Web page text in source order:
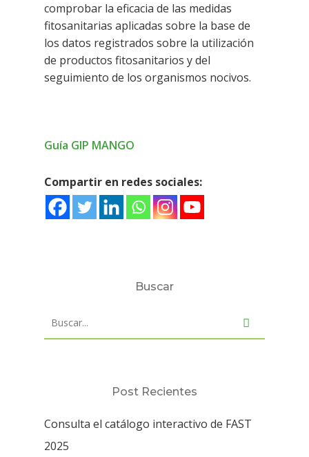
comprobar la eficacia de las medidas
fitosanitarias aplicadas sobre la base de
los datos registrados sobre la utilización
de productos fitosanitarios y del
seguimiento de los organismos nocivos.
Guía GIP MANGO
Compartir en redes sociales:
Buscar
Post Recientes
Consulta el catálogo interactivo de FAST
2025
Batata
Calabaza
Parchita
Servicios Técnicos
Documentación
Documentación
ACCESO ASOCIADO/A
ACCESO EMPLEADO/A